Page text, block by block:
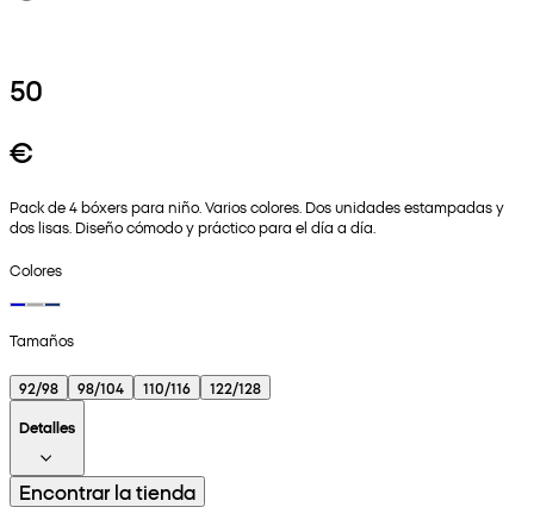
50
€
Pack de 4 bóxers para niño. Varios colores. Dos unidades estampadas y
dos lisas. Diseño cómodo y práctico para el día a día.
Colores
Tamaños
92/98 98/104 110/116
122/128
Detalles
Encontrar la tienda